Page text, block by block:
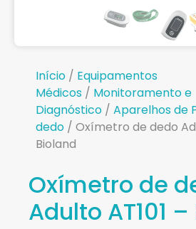
Início / Equipamentos
Médicos / Monitoramento e
Diagnóstico / Aparelhos de
dedo / Oxímetro de dedo
Bioland
Oxímetro de
Adulto AT101